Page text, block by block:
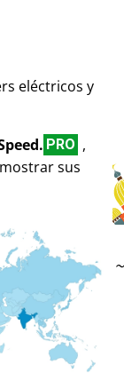
eléctricos y
PRO ,
sus
~